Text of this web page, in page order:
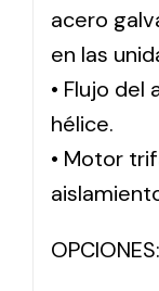
acero
en las
• Flujo del
hélice.
• Motor
OPCIONES: